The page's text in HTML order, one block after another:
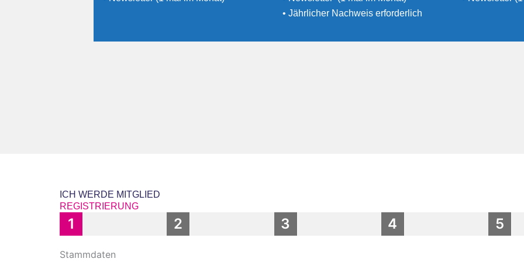
• Jährlicher Nachweis erforderlich
ICH WERDE MITGLIED
REGISTRIERUNG
1 2 3 4 5
Stammdaten